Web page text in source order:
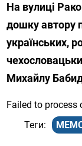
На вулиці
дошку автору
українських,
Михайлу
Failed to process